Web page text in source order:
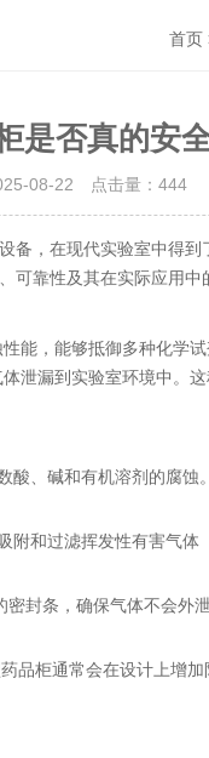
首页
是否真的安
08-22 点击量： 444
备，在现代实验室中得
可靠性及其在实际应用中
能，能够抵御多种化学
泄漏到实验室环境中。
、碱和有机溶剂的腐
和过滤挥发性有害气
封条，确保气体不会外
品柜通常会在设计上增